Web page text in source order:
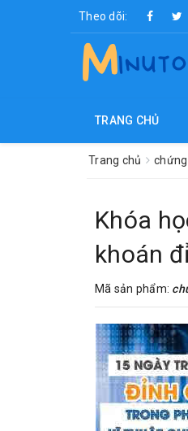
Theo dõi:
TRANG CHỦ
Trang chủ
Khóa
khoán
Mã sản phẩm: